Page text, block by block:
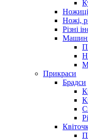
Ножі,
Різні
Прикраси
Брадси